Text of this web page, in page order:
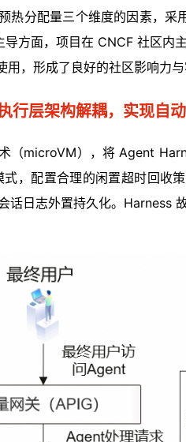
热分配量三个维度的因素，
导方面，项目在 CNCF 社区内
，形成了良好的社区影响力与
行层架构解耦，实现自
（microVM），将 Agent
，配置合理的闲置超时回收
话日志外置持久化。Harness